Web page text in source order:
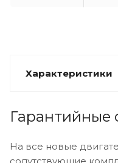
Характеристики
Гарантийные
На все новые
сопутствующие